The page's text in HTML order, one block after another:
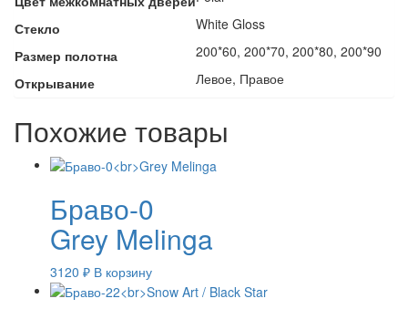
Стекло
White Gloss
Размер полотна
200*60, 200*70, 200*80, 200*90
Открывание
Левое, Правое
Похожие товары
Браво-0
Grey Melinga
3120 ₽ В корзину